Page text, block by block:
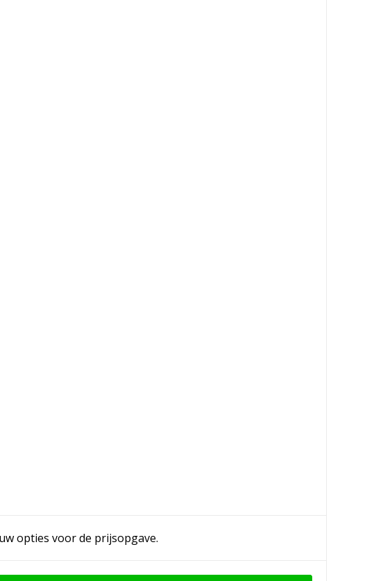
opties voor de prijsopgave.